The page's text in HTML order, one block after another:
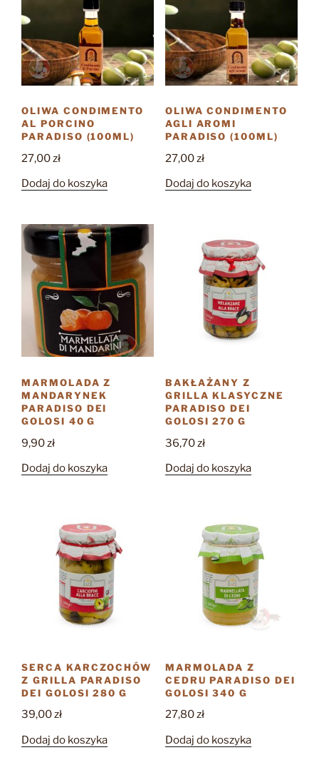
OLIWA CONDIMENTO
AL PORCINO
PARADISO (100ML)
27,00zł
Dodaj do koszyka
OLIWA CONDIMENTO
AGLI AROMI
PARADISO (100ML)
27,00zł
Dodaj do koszyka
MARMOLADA Z
MANDARYNEK
PARADISO DEI
GOLOSI 40 G
9,90zł
Dodaj do koszyka
BAKŁAŻANY Z
GRILLA KLASYCZNE
PARADISO DEI
GOLOSI 270 G
36,70zł
Dodaj do koszyka
SERCA KARCZOCHÓW
Z GRILLA PARADISO
DEI GOLOSI 280 G
39,00zł
Dodaj do koszyka
MARMOLADA Z
CEDRU PARADISO DEI
GOLOSI 340 G
27,80zł
Dodaj do koszyka